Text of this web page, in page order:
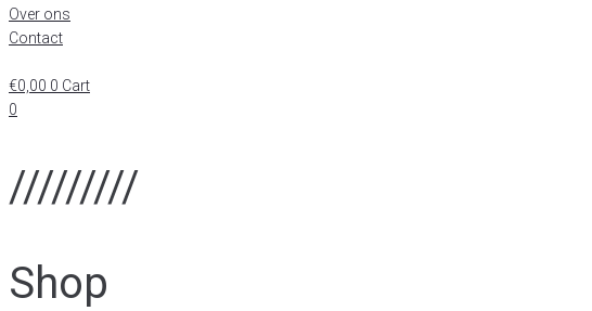
Over ons
Contact
€0,00 0 Cart
0
/////////
Shop